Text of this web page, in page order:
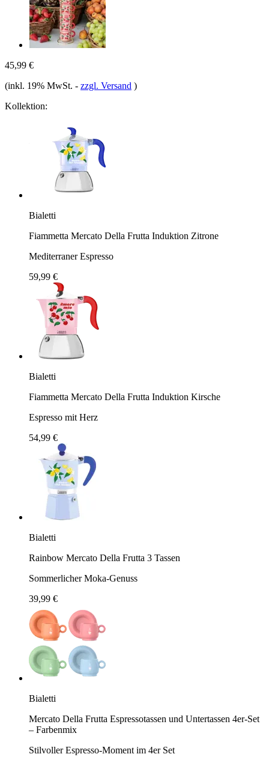
45,99 €
(inkl. 19% MwSt. - zzgl. Versand )
Kollektion:
Bialetti
Fiammetta Mercato Della Frutta Induktion Zitrone
Mediterraner Espresso
59,99 €
Bialetti
Fiammetta Mercato Della Frutta Induktion Kirsche
Espresso mit Herz
54,99 €
Bialetti
Rainbow Mercato Della Frutta 3 Tassen
Sommerlicher Moka-Genuss
39,99 €
Bialetti
Mercato Della Frutta Espressotassen und Untertassen 4er-Set
– Farbenmix
Stilvoller Espresso-Moment im 4er Set